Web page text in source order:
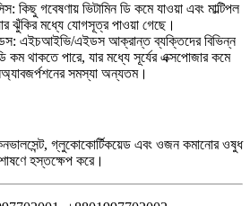
কিছু গবেষণায় ভিটামিন ডি কমে যাওয়া এবং মাল্টিপল
ঝুঁকির মধ্যে যোগসূত্র পাওয়া গেছে।
এইচআইভি/এইডস আক্রান্ত ব্যক্তিদের বিভিন্ন
কম থাকতে পারে, যার মধ্যে সূর্যের এক্সপোজার কমে
সমস্যা অন্যতম।
গ্লুকোকোর্টিকয়েড এবং ওজন কমানোর ওষুধ
হস্তক্ষেপ করে।